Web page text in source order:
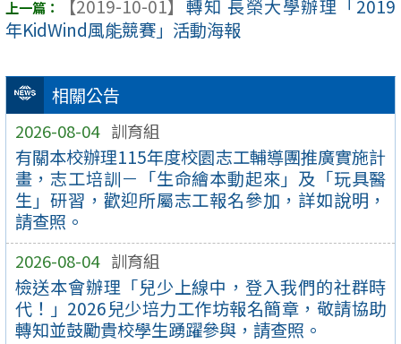
相關公告
2026-08-04 訓育組
有關本校辦理115年度校園志工輔導團推廣實施計
畫，志工培訓－「生命繪本動起來」及「玩具醫
生」研習，歡迎所屬志工報名參加，詳如說明，
請查照。
2026-08-04 訓育組
檢送本會辦理「兒少上線中，登入我們的社群時
代！」2026兒少培力工作坊報名簡章，敬請協助
轉知並鼓勵貴校學生踴躍參與，請查照。
【2019-10-01】 轉知 長榮大學辦理「2019
年KidWind風能競賽」活動海報